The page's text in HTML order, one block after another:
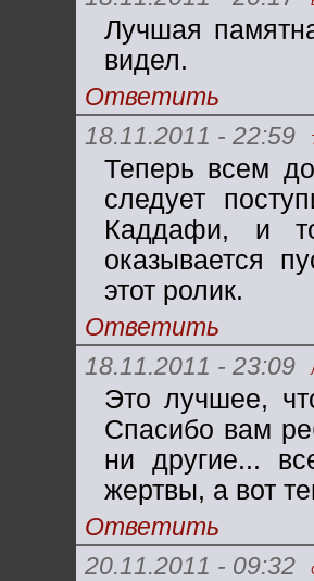
Лучшая
видел.
Ответить
18.11.2011 - 22:59
Теперь всем
следует
Каддафи, и
оказывается
этот ролик.
Ответить
18.11.2011 - 23:09
Это лучшее,
Спасибо вам
ни другие...
жертвы, а вот
Ответить
20.11.2011 - 09:32